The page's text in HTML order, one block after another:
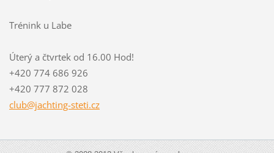
Trénink u Labe
Úterý a čtvrtek od 16.00 Hod!
+420 774 686 926
+420 777 872 028
club@jachting-steti.cz